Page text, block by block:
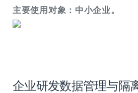
主要使用对象：中小企业。
企业研发数据管理与隔